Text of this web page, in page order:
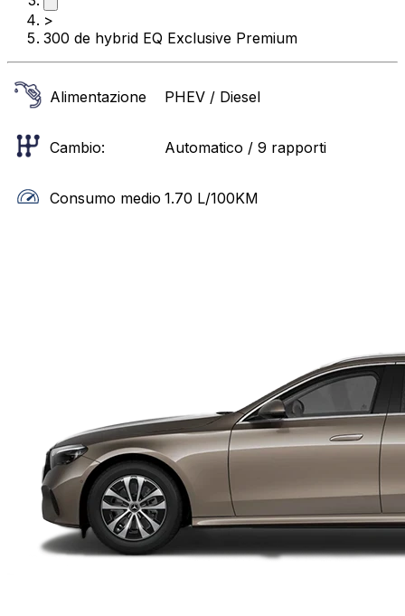
>
300 de hybrid EQ Exclusive Premium
Alimentazione PHEV / Diesel
Cambio: Automatico / 9 rapporti
Consumo medio 1.70 L/100KM